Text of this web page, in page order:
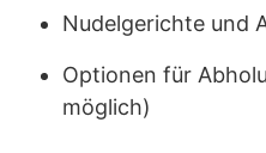
Nudelgerichte und
Optionen für
möglich)